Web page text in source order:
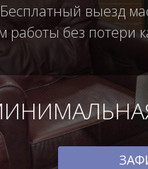
выезд
без потери